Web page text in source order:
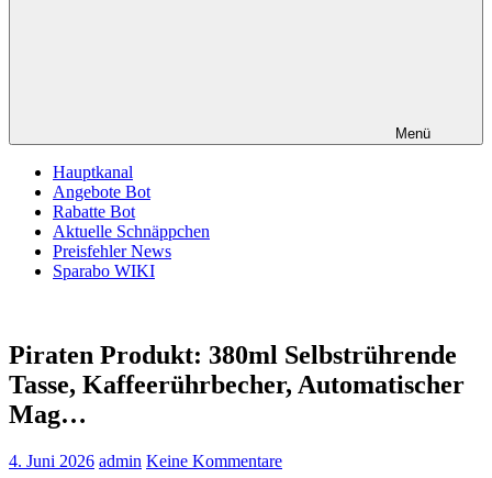
Menü
Hauptkanal
Angebote Bot
Rabatte Bot
Aktuelle Schnäppchen
Preisfehler News
Sparabo WIKI
Piraten Produkt: 380ml Selbstrührende
Tasse, Kaffeerührbecher, Automatischer
Mag…
4. Juni 2026 admin Keine Kommentare